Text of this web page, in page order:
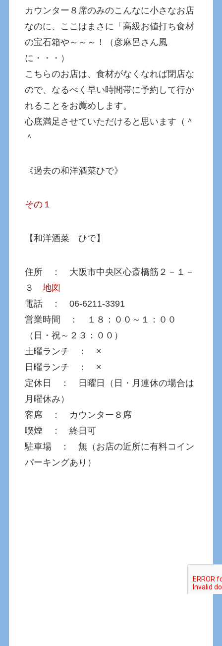
カウンター８席のみのこんなに小さなお店
なのに、ここはまさに「高級お値打ち食材
の宝石箱や～～～！（彦麻呂さん風
に・・・）
こちらのお店は、食材がなくなれば閉店な
ので、なるべく早い時間帯に予約して行か
れることをお薦めします。
心底満足させていただけると思います（＾
＾
《過去の和洋酒菜ひで》
その１
【和洋酒菜 ひで】
住所 ： 大阪市中央区心斎橋筋２－１－
３地図
電話 ： 06-6211-3391
営業時間 ： １８：００～１：００
（日・祝～２３：００）
土曜ランチ ： ×
日曜ランチ ： ×
定休日 ： 日曜日（日・月連休の場合は
月曜休み）
客席 ： カウンター８席
喫煙 ： 終日可
駐車場 ： 無（お店の近所に有料コイン
パーキングあり）